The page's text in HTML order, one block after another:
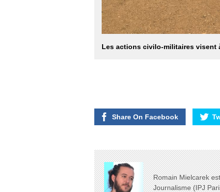
Les actions civilo-militaires visent
Share On Facebook
Romain Mielcarek
Journalisme (IPJ